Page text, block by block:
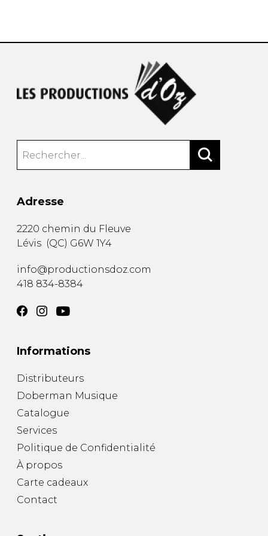
Adresse
2220 chemin du Fleuve
Lévis (QC) G6W 1Y4
info@productionsdoz.com
418 834-8384
Informations
Distributeurs
Doberman Musique
Catalogue
Services
Politique de Confidentialité
À propos
Carte cadeaux
Contact